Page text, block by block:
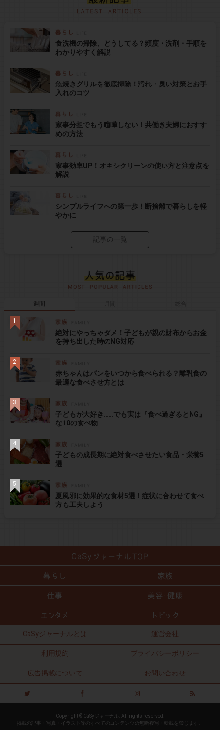
食洗機の掃除、どうしてる？頻度・洗剤・手順を
わかりやすく解説
魚焼きグリルを徹底掃除！汚れ・臭い対策とお手
入れのコツ
家事分担でもう喧嘩しない！共働き夫婦におすす
めの方法
家事効率UP！オキシクリーンの使い方と注意点を
解説
シンプルライフへの第一歩！断捨離で暮らしを軽
やかに
記事の一覧
週間
絶対にやっちゃダメ！子どもが親の財布からお金
を持ち出した時のNG対応
赤ちゃんはパンをいつから食べられる？離乳食の
最適な食べさせ方とは
子どもが大好き……でも実は『食べ過ぎるとNG』
な10の食べ物
子どもの成長期に絶対食べさせたい食品・栄養5
選
夏風邪に効果的な食材5選！症状に合わせて食べ
方も工夫しよう
CaSyジャーナルとは 運営会社
利用規約 プライバシーポリシー
広告掲載について お問い合わせ
Copyright © CaSyジャーナル. All rights reserved.
掲載の記事・写真・イラスト等のすべてのコンテンツの無断複写・転載を禁じます。